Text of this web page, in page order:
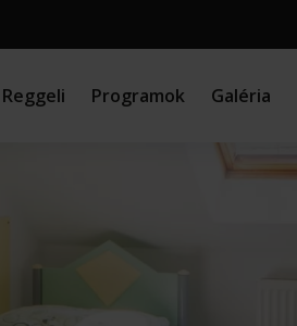
Reggeli Programok Galéria